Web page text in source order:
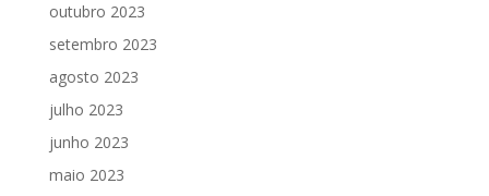
outubro 2023
setembro 2023
agosto 2023
julho 2023
junho 2023
maio 2023